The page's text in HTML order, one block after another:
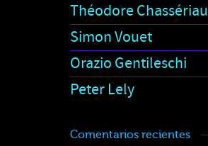
Théodore Chassériau
Simon Vouet
Orazio Gentileschi
Peter Lely
Comentarios recientes